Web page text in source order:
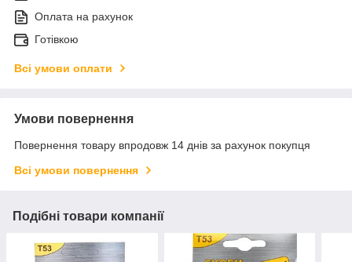
Оплата на рахунок
Готівкою
Всі умови оплати
Умови повернення
Повернення товару впродовж 14 днів за рахунок покупця
Всі умови повернення
Подібні товари компанії